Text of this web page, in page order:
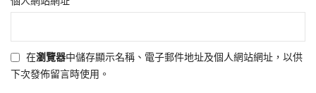
在瀏覽器中儲存顯示名稱、電子郵件地址及個人網站網址，以供
下次發佈留言時使用。